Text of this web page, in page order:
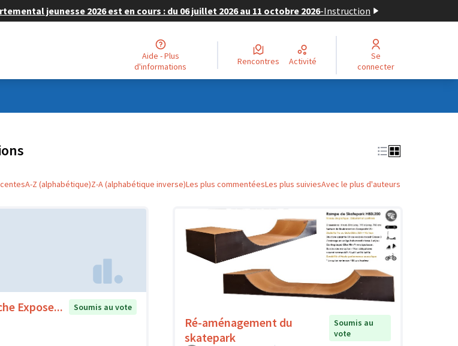
jeunesse 2026 est en cours : du 06 juillet 2026 au 11 octobre 2026-Instruction
Aide - Plus
d'informations
Rencontres Activité
Se
connecter
A-Z (alphabétique)Z-A (alphabétique inverse)Les plus commentéesLes plus suiviesAvec le plus d'auteurs
Expose... Soumis au vote
Ré-aménagement du
skatepark
Soumis au
vote